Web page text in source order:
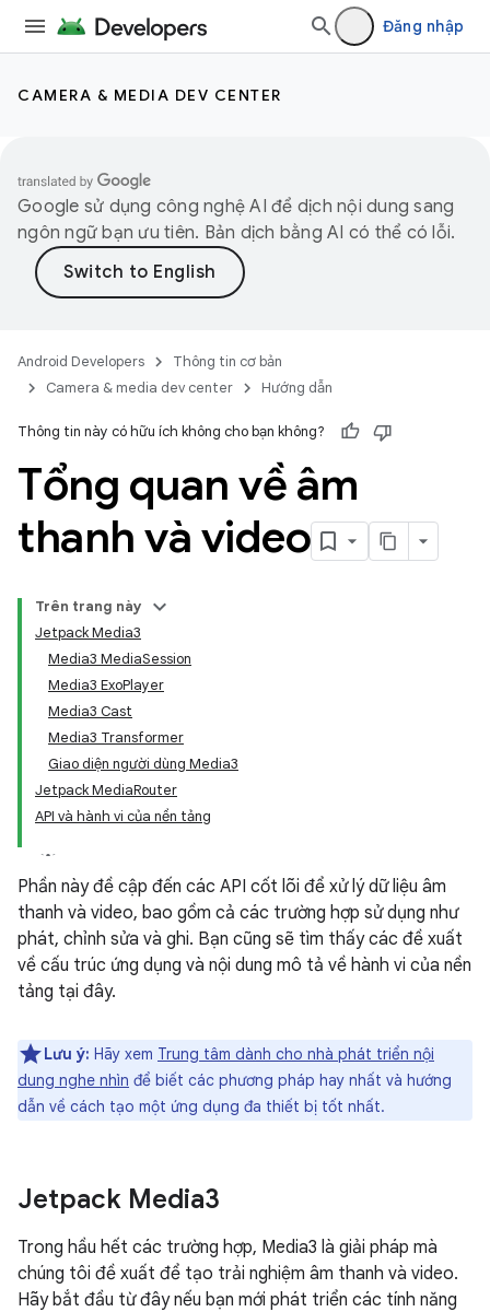
Đăng nhập
CAMERA & MEDIA DEV CENTER
Google sử dụng công nghệ AI để dịch nội dung sang
ngôn ngữ bạn ưu tiên. Bản dịch bằng AI có thể có lỗi.
Android Developers
Thông tin cơ bản
Camera & media dev center
Hướng dẫn
Thông tin này có hữu ích không cho bạn không?
Tổng quan về âm
thanh và video
Trên trang này
Jetpack Media3
Media3 MediaSession
Media3 ExoPlayer
Media3 Cast
Media3 Transformer
Giao diện người dùng Media3
Jetpack MediaRouter
API và hành vi của nền tảng
Phần này đề cập đến các API cốt lõi để xử lý dữ liệu âm
thanh và video, bao gồm cả các trường hợp sử dụng như
phát, chỉnh sửa và ghi. Bạn cũng sẽ tìm thấy các đề xuất
về cấu trúc ứng dụng và nội dung mô tả về hành vi của nền
tảng tại đây.
Lưu ý: Hãy xem Trung tâm dành cho nhà phát triển nội
dung nghe nhìn để biết các phương pháp hay nhất và hướng
dẫn về cách tạo một ứng dụng đa thiết bị tốt nhất.
Jetpack Media3
Trong hầu hết các trường hợp, Media3 là giải pháp mà
chúng tôi đề xuất để tạo trải nghiệm âm thanh và video.
Hãy bắt đầu từ đây nếu bạn mới phát triển các tính năng